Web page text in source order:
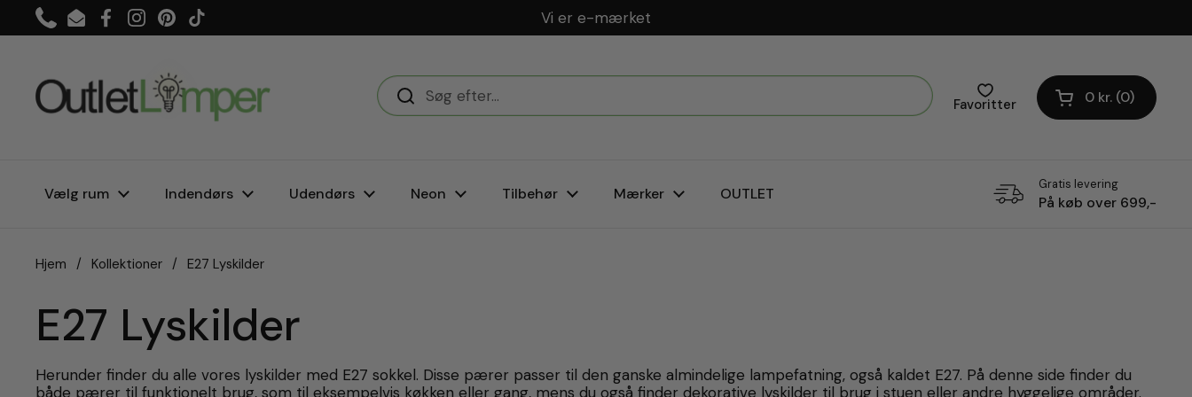
Gå til indhold
PhoneEmailFacebook
Instagram
Pinterest
TikTok
Favoritter Åben vogn
0 kr. 0
Vælg rum Indendørs Udendørs Neon Tilbehør Mærker OUTLET
Gratis levering
På køb over 699,-
Hjem / Kollektioner / E27 Lyskilder
E27 Lyskilder
Herunder finder du alle vores lyskilder med E27 sokkel. Disse pærer passer til den ganske almindelige lampefatning, også kaldet E27. På denne side finder du
både pærer til funktionelt brug, som til eksempelvis køkken eller gang, mens du også finder dekorative lyskilder til brug i stuen eller andre hyggelige områder.